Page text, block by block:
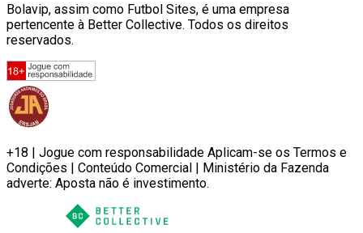
Bolavip, assim como Futbol Sites, é uma empresa
pertencente à Better Collective. Todos os direitos
reservados.
+18 | Jogue com responsabilidade Aplicam-se os Termos e
Condições | Conteúdo Comercial | Ministério da Fazenda
adverte: Aposta não é investimento.